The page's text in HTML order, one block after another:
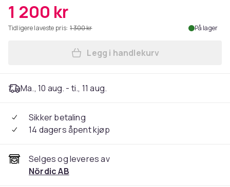
1 200 kr
Tidligere laveste pris: 1 300 kr På lager
Legg NÖRDIC KVM-svitsj 2
Legg i handlekurv
Ma., 10 aug. - ti., 11 aug.
Sikker betaling
14 dagers åpent kjøp
Selges og leveres av
Nördic AB